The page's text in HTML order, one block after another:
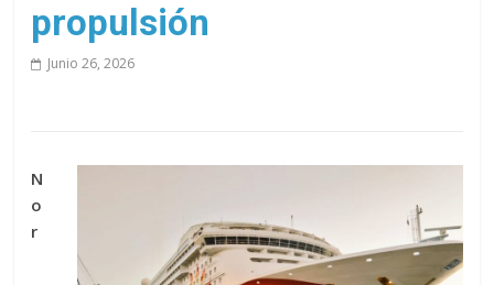
propulsión
Junio 26, 2026
N
o
r